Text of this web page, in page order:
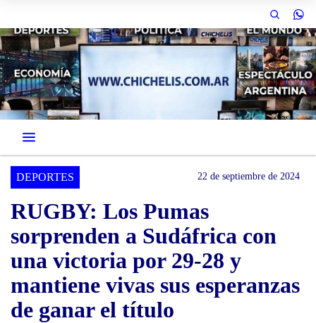
DEPORTES 22 de septiembre de 2024
RUGBY: Los Pumas
sorprenden a Sudáfrica con
una victoria por 29-28 y
mantiene vivas sus esperanzas
de ganar el título